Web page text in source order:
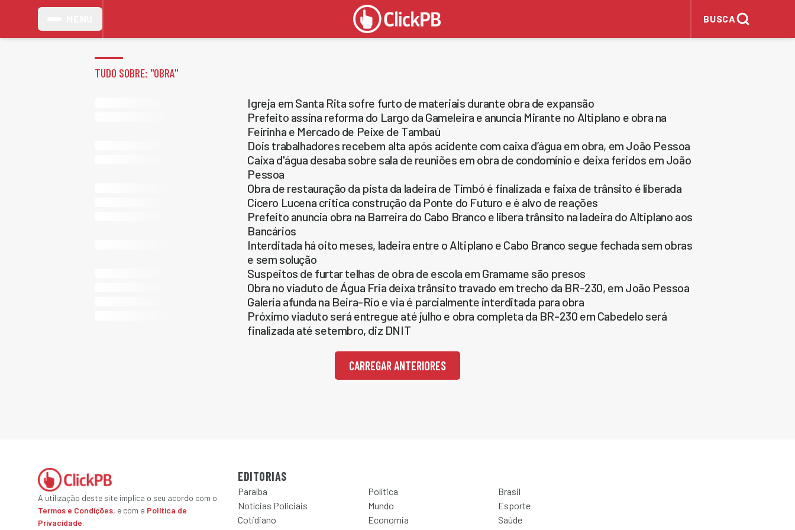
BUSCA
TUDO SOBRE: "OBRA"
Igreja em Santa Rita sofre furto de materiais durante obra de expansão
Prefeito assina reforma do Largo da Gameleira e anuncia Mirante no Altiplano e obra na
Feirinha e Mercado de Peixe de Tambaú
Dois trabalhadores recebem alta após acidente com caixa d’água em obra, em João Pessoa
Caixa d'água desaba sobre sala de reuniões em obra de condomínio e deixa feridos em João
Pessoa
Obra de restauração da pista da ladeira de Timbó é finalizada e faixa de trânsito é liberada
Cícero Lucena critica construção da Ponte do Futuro e é alvo de reações
Prefeito anuncia obra na Barreira do Cabo Branco e libera trânsito na ladeira do Altiplano aos
Bancários
Interditada há oito meses, ladeira entre o Altiplano e Cabo Branco segue fechada sem obras
e sem solução
Suspeitos de furtar telhas de obra de escola em Gramame são presos
Obra no viaduto de Água Fria deixa trânsito travado em trecho da BR-230, em João Pessoa
Galeria afunda na Beira-Rio e via é parcialmente interditada para obra
Próximo viaduto será entregue até julho e obra completa da BR-230 em Cabedelo será
finalizada até setembro, diz DNIT
CARREGAR ANTERIORES
A utilização deste site implica o seu acordo com o
Termos e Condições, e com a Política de
Privacidade.
EDITORIAS
Paraíba Política
Brasil
Notícias Policiais
Mundo
Esporte
Cotidiano
Economia
Saúde